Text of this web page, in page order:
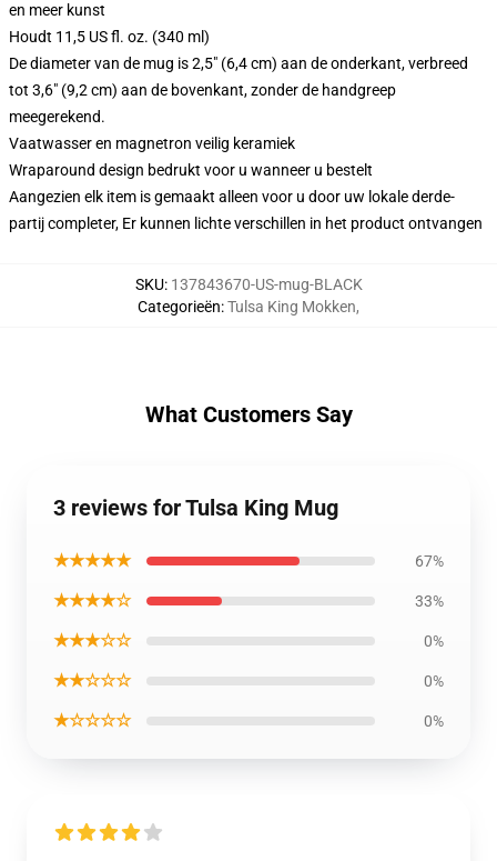
en meer kunst
Houdt 11,5 US fl. oz. (340 ml)
De diameter van de mug is 2,5" (6,4 cm) aan de onderkant, verbreed
tot 3,6" (9,2 cm) aan de bovenkant, zonder de handgreep
meegerekend.
Vaatwasser en magnetron veilig keramiek
Wraparound design bedrukt voor u wanneer u bestelt
Aangezien elk item is gemaakt alleen voor u door uw lokale derde-
partij completer, Er kunnen lichte verschillen in het product ontvangen
SKU: 137843670-US-mug-BLACK
Categorieën:Tulsa King Mokken,
What Customers Say
3 reviews for Tulsa King Mug
★★★★★ 67%
★★★★☆ 33%
★★★☆☆ 0%
★★☆☆☆ 0%
★☆☆☆☆ 0%